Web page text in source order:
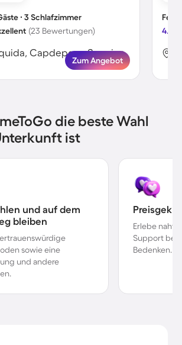
∙ 3 Schlafzimmer
(23 Bewertungen)
Capdepera, Spanien
Zum Angebot
4.0
die beste Wahl
ist
und auf dem
bleiben
sowie eine
und andere
Erlebe
Support bei
Bedenken.